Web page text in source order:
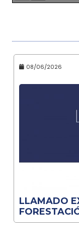
08/06/2026
LLAMADO